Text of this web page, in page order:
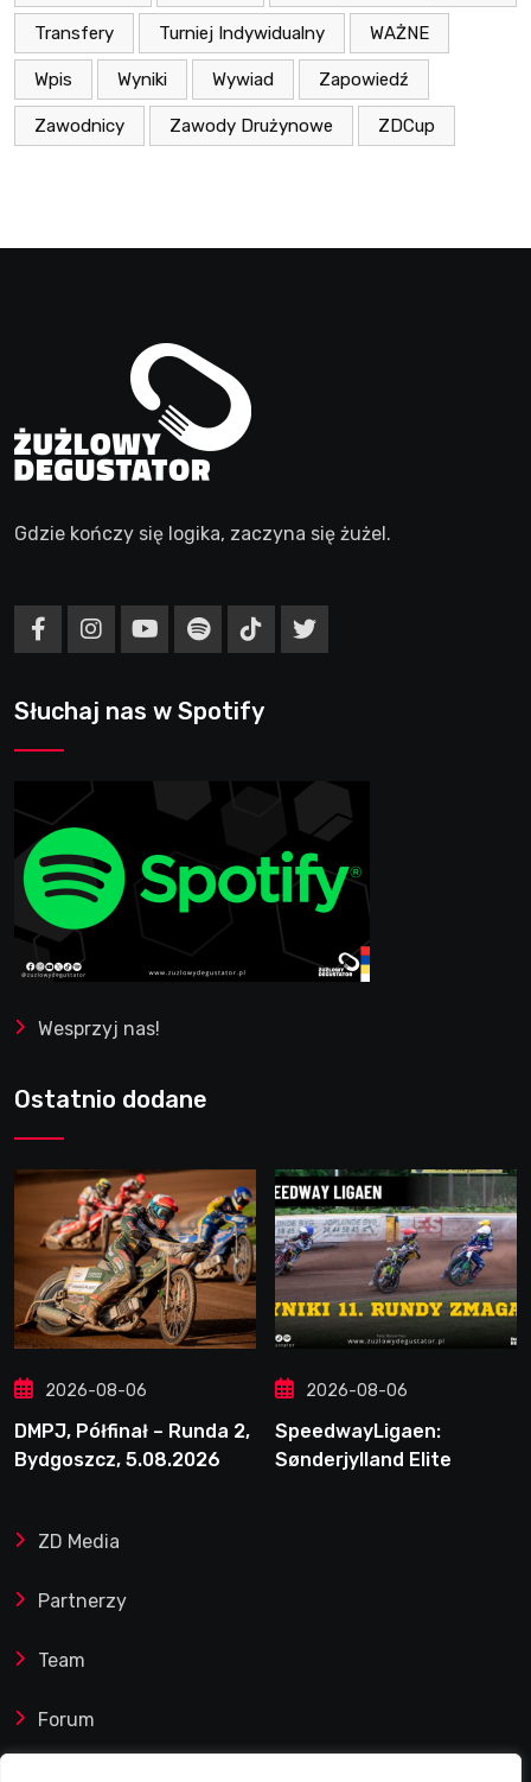
Transfery Turniej Indywidualny WAŻNE
Wpis Wyniki Wywiad Zapowiedź
Zawodnicy Zawody Drużynowe ZDCup
Gdzie kończy się logika, zaczyna się żużel.
Słuchaj nas w Spotify
Wesprzyj nas!
Ostatnio dodane
2026-08-06
DMPJ, Półfinał – Runda 2,
Bydgoszcz, 5.08.2026
2026-08-06
SpeedwayLigaen:
Sønderjylland Elite
ZD Media
Partnerzy
Team
Forum